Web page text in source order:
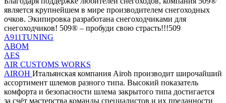
является крупнейшем в мире производителем снегоходных
очков. Экипировка разработана снегоходчиками для
снегоходчиков! 509® – пробуди свою страсть!!!509
A911TUNING
ABOM
AES
AIR CUSTOMS WORKS
AIROH Итальянская компания Airoh производит широчайший
ассортимент шлемов разного типа. Высокий показатель
комфорта и безопасности шлема закрытого типа достигается
за счёт мастерства команды специалистов и их преданности